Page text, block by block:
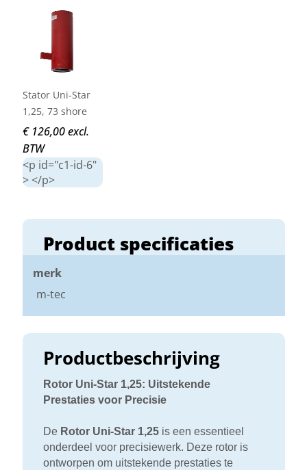
Productbeschrijving
Rotor Uni-Star 1,25: Uitstekende
Prestaties voor Precisie
De Rotor Uni-Star 1,25 is een essentieel
onderdeel voor precisiewerk. Deze rotor is
ontworpen om uitstekende prestaties te
Product specificaties
merk
m-tec
Stator Uni-Star
1,25, 73 shore
€ 126,00 excl.
BTW
<p id="c1-id-6"
> </p>